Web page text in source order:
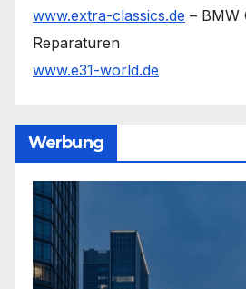
www.extra-classics.de – BMW
Reparaturen
www.e31-world.de
Werbung